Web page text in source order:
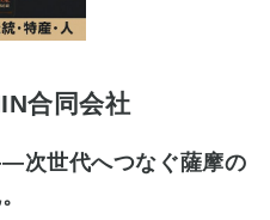
合同会社
次世代へつなぐ薩摩の